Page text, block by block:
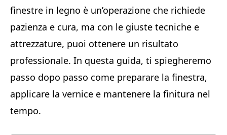
finestre in legno è un’operazione che richiede
pazienza e cura, ma con le giuste tecniche e
attrezzature, puoi ottenere un risultato
professionale. In questa guida, ti spiegheremo
passo dopo passo come preparare la finestra,
applicare la vernice e mantenere la finitura nel
tempo.